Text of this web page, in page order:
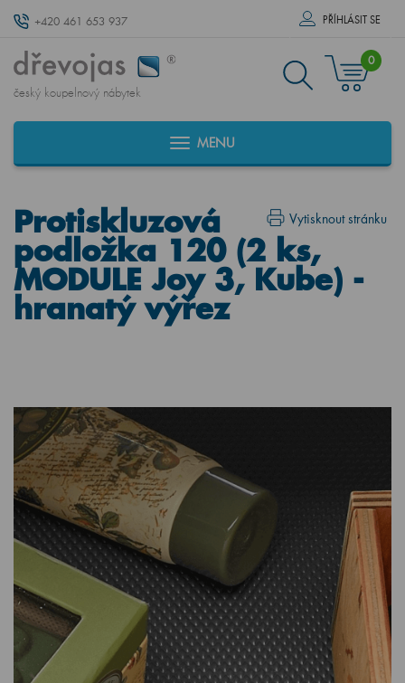
+420 461 653 937 PŘÍHLÁSIT SE
český koupelnový nábytek
0
MENU
Vytisknout stránku
Protiskluzová
podložka 120 (2 ks,
MODULE Joy 3, Kube) -
hranatý výřez